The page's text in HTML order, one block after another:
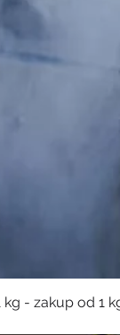
kg - zakup od 1